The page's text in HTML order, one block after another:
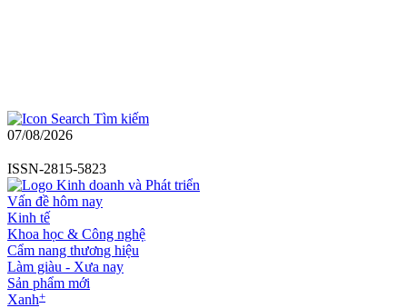
Tìm kiếm
07/08/2026
ISSN-2815-5823
Vấn đề hôm nay
Kinh tế
Khoa học & Công nghệ
Cẩm nang thương hiệu
Làm giàu - Xưa nay
Sản phẩm mới
Xanh+